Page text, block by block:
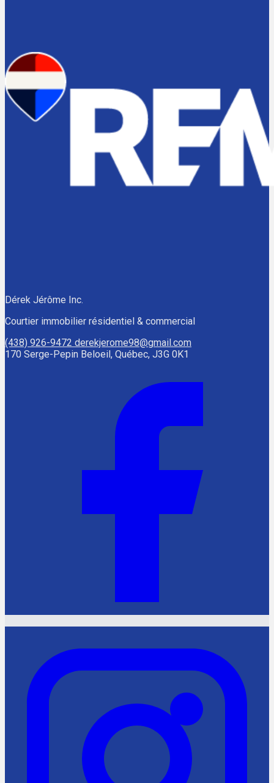
Dérek Jérôme Inc.
Courtier immobilier résidentiel & commercial
(438) 926-9472 derekjerome98@gmail.com
170 Serge-Pepin Beloeil, Québec, J3G 0K1